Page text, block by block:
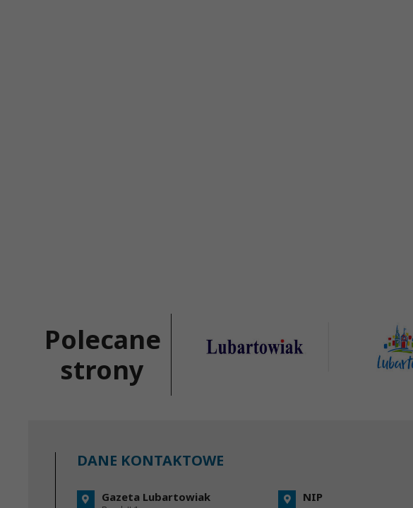
Polecane
strony
DANE KONTAKTOWE
Gazeta Lubartowiak NIP